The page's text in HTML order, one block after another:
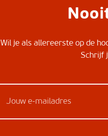
Wil je als allereerste op de
Schrijf